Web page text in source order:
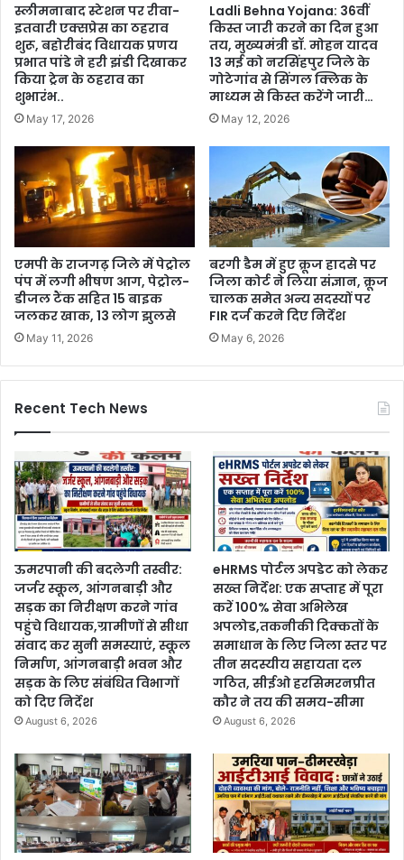
स्लीमनाबाद स्टेशन पर रीवा-
इतवारी एक्सप्रेस का ठहराव
शुरू, बहोरीबंद विधायक प्रणय
प्रभात पांडे ने हरी झंडी दिखाकर
किया ट्रेन के ठहराव का
शुभारंभ..
May 17, 2026
Ladli Behna Yojana: 36वीं
किस्त जारी करने का दिन हुआ
तय, मुख्यमंत्री डॉ. मोहन यादव
13 मई को नरसिंहपुर जिले के
गोटेगांव से सिंगल क्लिक के
माध्यम से किस्त करेंगे जारी…
May 12, 2026
एमपी के राजगढ़ जिले में पेट्रोल
पंप में लगी भीषण आग, पेट्रोल-
डीजल टैंक सहित 15 बाइक
जलकर खाक, 13 लोग झुलसे
May 11, 2026
बरगी डैम में हुए क्रूज हादसे पर
जिला कोर्ट ने लिया संज्ञान, क्रूज
चालक समेत अन्य सदस्यों पर
FIR दर्ज करने दिए निर्देश
May 6, 2026
Recent Tech News
ऊमरपानी की बदलेगी तस्वीर:
जर्जर स्कूल, आंगनबाड़ी और
सड़क का निरीक्षण करने गांव
पहुंचे विधायक,ग्रामीणों से सीधा
संवाद कर सुनी समस्याएं, स्कूल
निर्माण, आंगनबाड़ी भवन और
सड़क के लिए संबंधित विभागों
को दिए निर्देश
August 6, 2026
eHRMS पोर्टल अपडेट को लेकर
सख्त निर्देश: एक सप्ताह में पूरा
करें 100% सेवा अभिलेख
अपलोड,तकनीकी दिक्कतों के
समाधान के लिए जिला स्तर पर
तीन सदस्यीय सहायता दल
गठित, सीईओ हरसिमरनप्रीत
कौर ने तय की समय-सीमा
August 6, 2026